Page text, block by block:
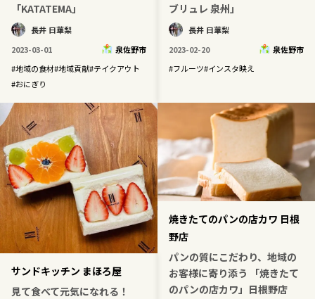
お問い合わせ
「KATATEMA」
長井 日華梨
2023-03-01
泉佐野市
#地域の食材#地域貢献#テイクアウト
#おにぎり
ブリュレ 泉州」
長井 日華梨
2023-02-20
泉佐野市
#フルーツ#インスタ映え
サンドキッチン まほろ屋
見て食べて元気になれる！
焼きたてのパンの店カワ 日根
野店
パンの質にこだわり、地域の
お客様に寄り添う 「焼きたて
のパンの店カワ」日根野店